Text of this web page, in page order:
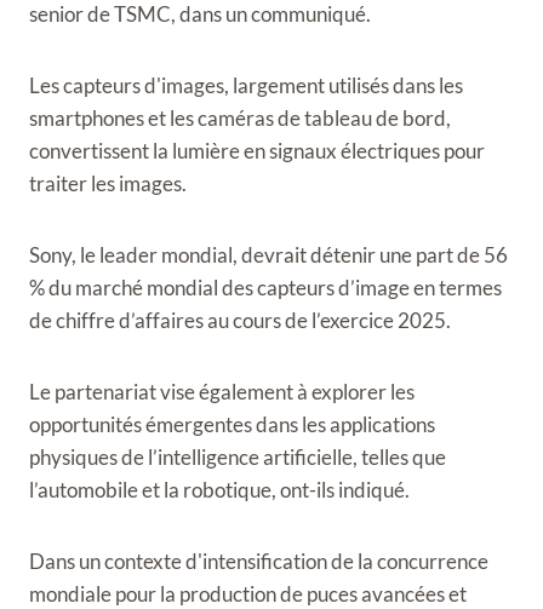
senior de TSMC, dans un communiqué.
Les capteurs d'images, largement utilisés dans les
smartphones et les caméras de tableau de bord,
convertissent la lumière en signaux électriques pour
traiter les images.
Sony, le leader mondial, devrait détenir une part de 56
% du marché mondial des capteurs d’image en termes
de chiffre d’affaires au cours de l’exercice 2025.
Le partenariat vise également à explorer les
opportunités émergentes dans les applications
physiques de l’intelligence artificielle, telles que
l’automobile et la robotique, ont-ils indiqué.
Dans un contexte d'intensification de la concurrence
mondiale pour la production de puces avancées et